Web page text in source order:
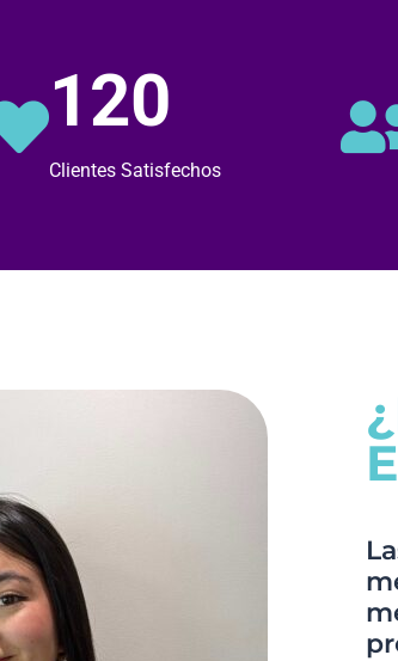
120
Clientes Satisfechos